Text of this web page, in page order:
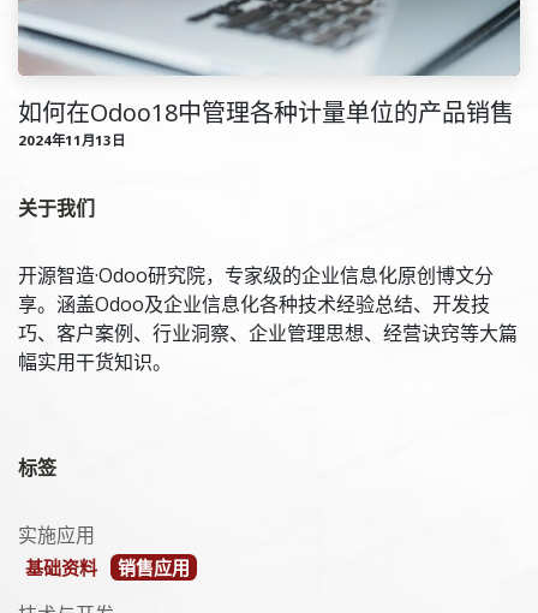
如何在Odoo18中管理各种计量单位的产品销售
2024年11月13日
关于我们
开源智造·Odoo研究院，专家级的企业信息化原创博文分
享。涵盖Odoo及企业信息化各种技术经验总结、开发技
巧、客户案例、行业洞察、企业管理思想、经营诀窍等大篇
幅实用干货知识。
标签
实施应用
基础资料 销售应用